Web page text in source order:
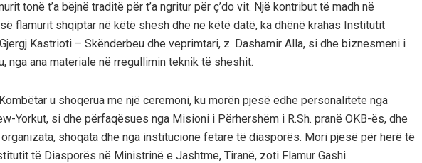
tonë t’a bëjnë traditë për t’a ngritur për ç’do vit. Një kontribut të madh në
flamurit shqiptar në këtë shesh dhe në këtë datë, ka dhënë krahas Institutit
Kastrioti – Skënderbeu dhe veprimtari, z. Dashamir Alla, si dhe biznesmeni i
nga ana materiale në rregullimin teknik të sheshit.
u shoqerua me një ceremoni, ku morën pjesë edhe personalitete nga
Yorkut, si dhe përfaqësues nga Misioni i Përhershëm i R.Sh. pranë OKB-ës, dhe
shoqata dhe nga institucione fetare të diasporës. Mori pjesë për herë të
të Diasporës në Ministrinë e Jashtme, Tiranë, zoti Flamur Gashi.